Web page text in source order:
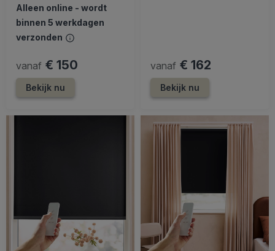
Alleen online - wordt
binnen 5 werkdagen
verzonden
vanaf € 150
Bekijk nu
vanaf € 162
Bekijk nu